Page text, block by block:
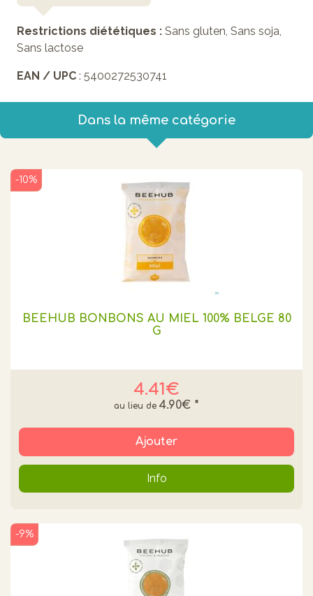
Restrictions diététiques : Sans gluten, Sans soja,
Sans lactose
EAN / UPC : 5400272530741
Dans la même catégorie
BEEHUB BONBONS AU MIEL 100% BELGE 80
G
4.41€
-10%
4.90€ *
Ajouter
Info
-9%